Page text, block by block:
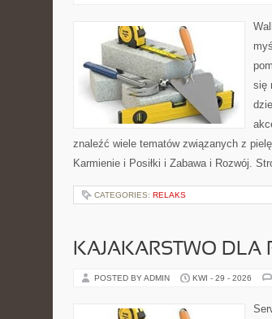
się
znaleźć wiele tematów związanych z
Karmienie i Posiłki i Zabawa i Rozwój.
CATEGORIES: RELAKS
KAJAKARSTWO DLA
POSTED BY ADMIN KWI - 29 - 2026